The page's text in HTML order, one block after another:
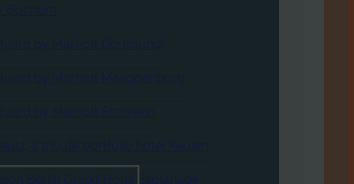
Bochum
by Marriott Dortmund
by Marriott Maagdenburg
by Marriott Schwerin
a tribute portfolio hotel Keulen
Berlin Grand Hotel Esplanade​